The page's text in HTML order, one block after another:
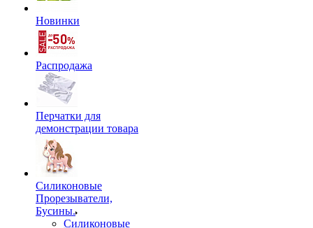
Новинки
Распродажа
Перчатки для
демонстрации товара
Силиконовые
Прорезыватели,
Бусины.
Силиконовые